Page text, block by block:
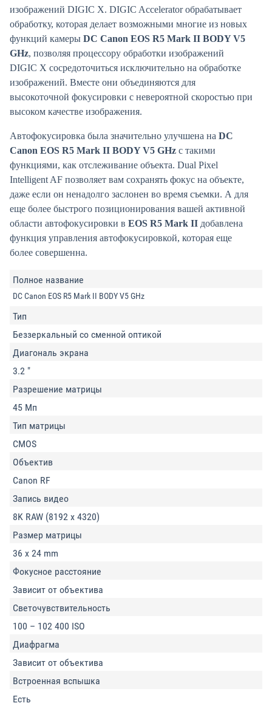
изображений DIGIC X. DIGIC Accelerator обрабатывает
обработку, которая делает возможными многие из новых
функций камеры DC Canon EOS R5 Mark II BODY V5
GHz, позволяя процессору обработки изображений
DIGIC X сосредоточиться исключительно на обработке
изображений. Вместе они объединяются для
высокоточной фокусировки с невероятной скоростью при
высоком качестве изображения.
Автофокусировка была значительно улучшена на DC
Canon EOS R5 Mark II BODY V5 GHz с такими
функциями, как отслеживание объекта. Dual Pixel
Intelligent AF позволяет вам сохранять фокус на объекте,
даже если он ненадолго заслонен во время съемки. А для
еще более быстрого позиционирования вашей активной
области автофокусировки в EOS R5 Mark II добавлена
функция управления автофокусировкой, которая еще
более совершенна.
Полное название
DC Canon EOS R5 Mark II BODY V5 GHz
Тип
Беззеркальный со сменной оптикой
Диагональ экрана
3.2 "
Разрешение матрицы
45 Мп
Тип матрицы
CMOS
Объектив
Canon RF
Запись видео
8K RAW (8192 х 4320)
Размер матрицы
36 x 24 mm
Фокусное расстояние
Зависит от объектива
Светочувствительность
100 – 102 400 ISO
Диафрагма
Зависит от объектива
Встроенная вспышка
Есть